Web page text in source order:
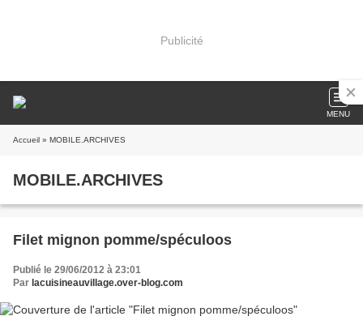
Publicité
MENU
Accueil » MOBILE.ARCHIVES
MOBILE.ARCHIVES
Filet mignon pomme/spéculoos
Publié le 29/06/2012 à 23:01
Par lacuisineauvillage.over-blog.com